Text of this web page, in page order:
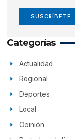
SUSCRÍBETE
Categorías
Actualidad
Regional
Deportes
Local
Opinión